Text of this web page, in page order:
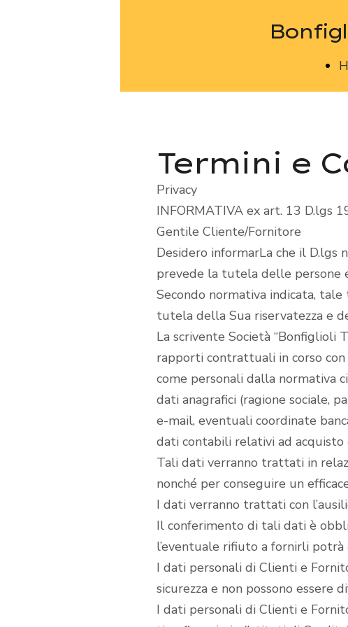
Termini e
Privacy
INFORMATIVA ex art. 13 D.lgs
Gentile Cliente/Fornitore
Desidero informarLa che il D.lgs
prevede la tutela delle
Secondo normativa indicata,
tutela della Sua riservatezza e
La scrivente Società “Bonfiglioli
rapporti contrattuali in corso
come personali dalla normativa
dati anagrafici (ragione sociale,
e-mail, eventuali coordinate
dati contabili relativi ad
Tali dati verranno trattati in
nonché per conseguire un
I dati verranno trattati con
Il conferimento di tali dati è
l’eventuale rifiuto a fornirli
I dati personali di Clienti e
sicurezza e non possono essere
I dati personali di Clienti e